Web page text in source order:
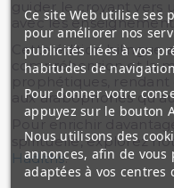
guider le croyant vers
avec les
Cette édition bilingue
compréhension et la
prophétiques,
aux arabophones
Pour enrichir
spirituelle, explorez
Hadiths.
Ce site Web utilise ses
pour améliorer nos
publicités liées à vos
habitudes de
Pour donner votre
appuyez sur le bouton
Nous utilisons des
annonces, afin de
adaptées à vos centres